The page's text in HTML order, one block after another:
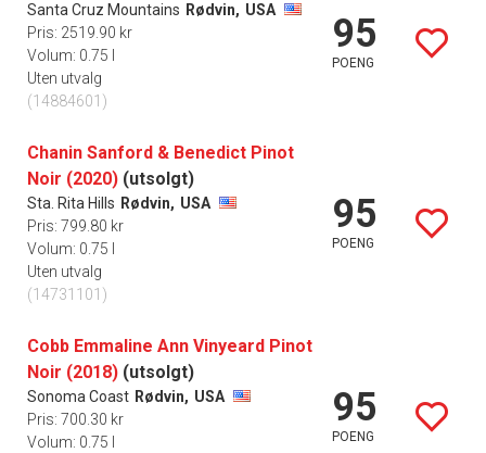
Santa Cruz Mountains Rødvin, USA
Pris: 2519.90 kr
Volum: 0.75 l
Uten utvalg
(14884601)
95
POENG
Chanin Sanford & Benedict Pinot
Noir (2020) (utsolgt)
Sta. Rita Hills Rødvin, USA
Pris: 799.80 kr
Volum: 0.75 l
Uten utvalg
(14731101)
95
POENG
Cobb Emmaline Ann Vinyeard Pinot
Noir (2018) (utsolgt)
Sonoma Coast Rødvin, USA
Pris: 700.30 kr
Volum: 0.75 l
95
POENG